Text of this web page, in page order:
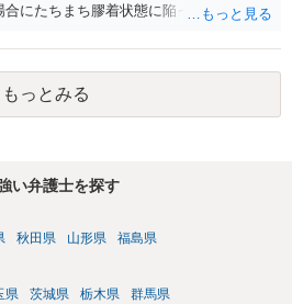
にたちまち膠着状態に陥ってしまうの
ご相談者さまが転居する形で離婚協議等
いことが圧倒的多数です。
もっとみる
い弁護士を探す
秋田県 山形県 福島県
県 茨城県 栃木県 群馬県